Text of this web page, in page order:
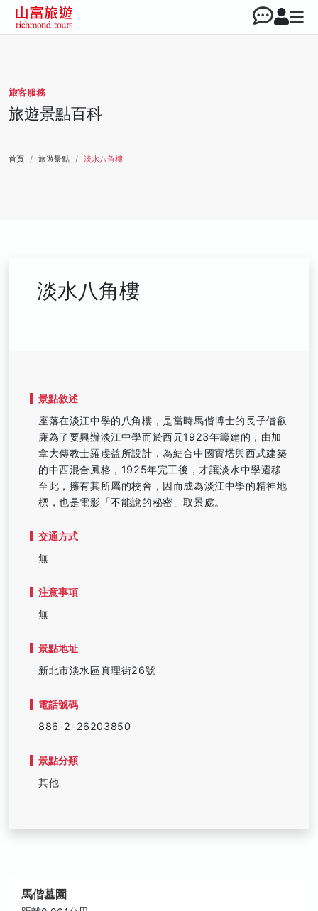
旅客服務
旅遊景點百科
首頁 旅遊景點 淡水八角樓
淡水八角樓
景點敘述
座落在淡江中學的八角樓，是當時馬偕博士的長子偕叡
廉為了要興辦淡江中學而於西元1923年籌建的，由加
拿大傳教士羅虔益所設計，為結合中國寶塔與西式建築
的中西混合風格，1925年完工後，才讓淡水中學遷移
至此，擁有其所屬的校舍，因而成為淡江中學的精神地
標，也是電影「不能說的秘密」取景處。
交通方式
無
注意事項
無
景點地址
新北市淡水區真理街26號
電話號碼
886-2-26203850
景點分類
其他
馬偕墓園